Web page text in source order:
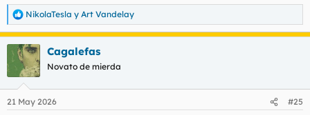
R
e
a
c
c
e
NikolaTesla y Art Vandelay
Cagalefas
Novato de mierda
21 May 2026 #25